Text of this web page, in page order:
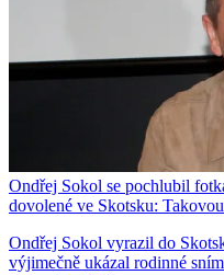
Ondřej Sokol se pochlubil
dovolené ve Skotsku:
Ondřej Sokol vyrazil do
výjimečně ukázal rodinné